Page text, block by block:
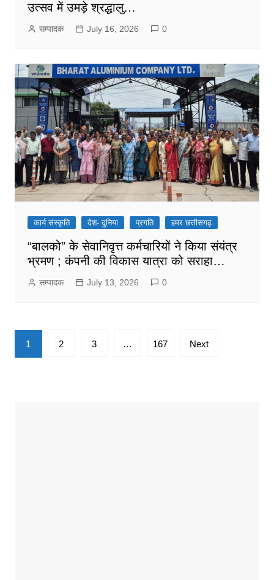
उत्सव में उमड़े श्रद्धालु…
सम्पादक July 16, 2026 0
कार्य संस्कृति देश- दुनिया प्रगति हमर छत्तीसगढ़
“बालको” के सेवानिवृत्त कर्मचारियों ने किया संयंत्र
भ्रमण ; कंपनी की विकास यात्रा को सराहा…
सम्पादक July 13, 2026 0
Posts
pagination
1 2 3 … 167 Next